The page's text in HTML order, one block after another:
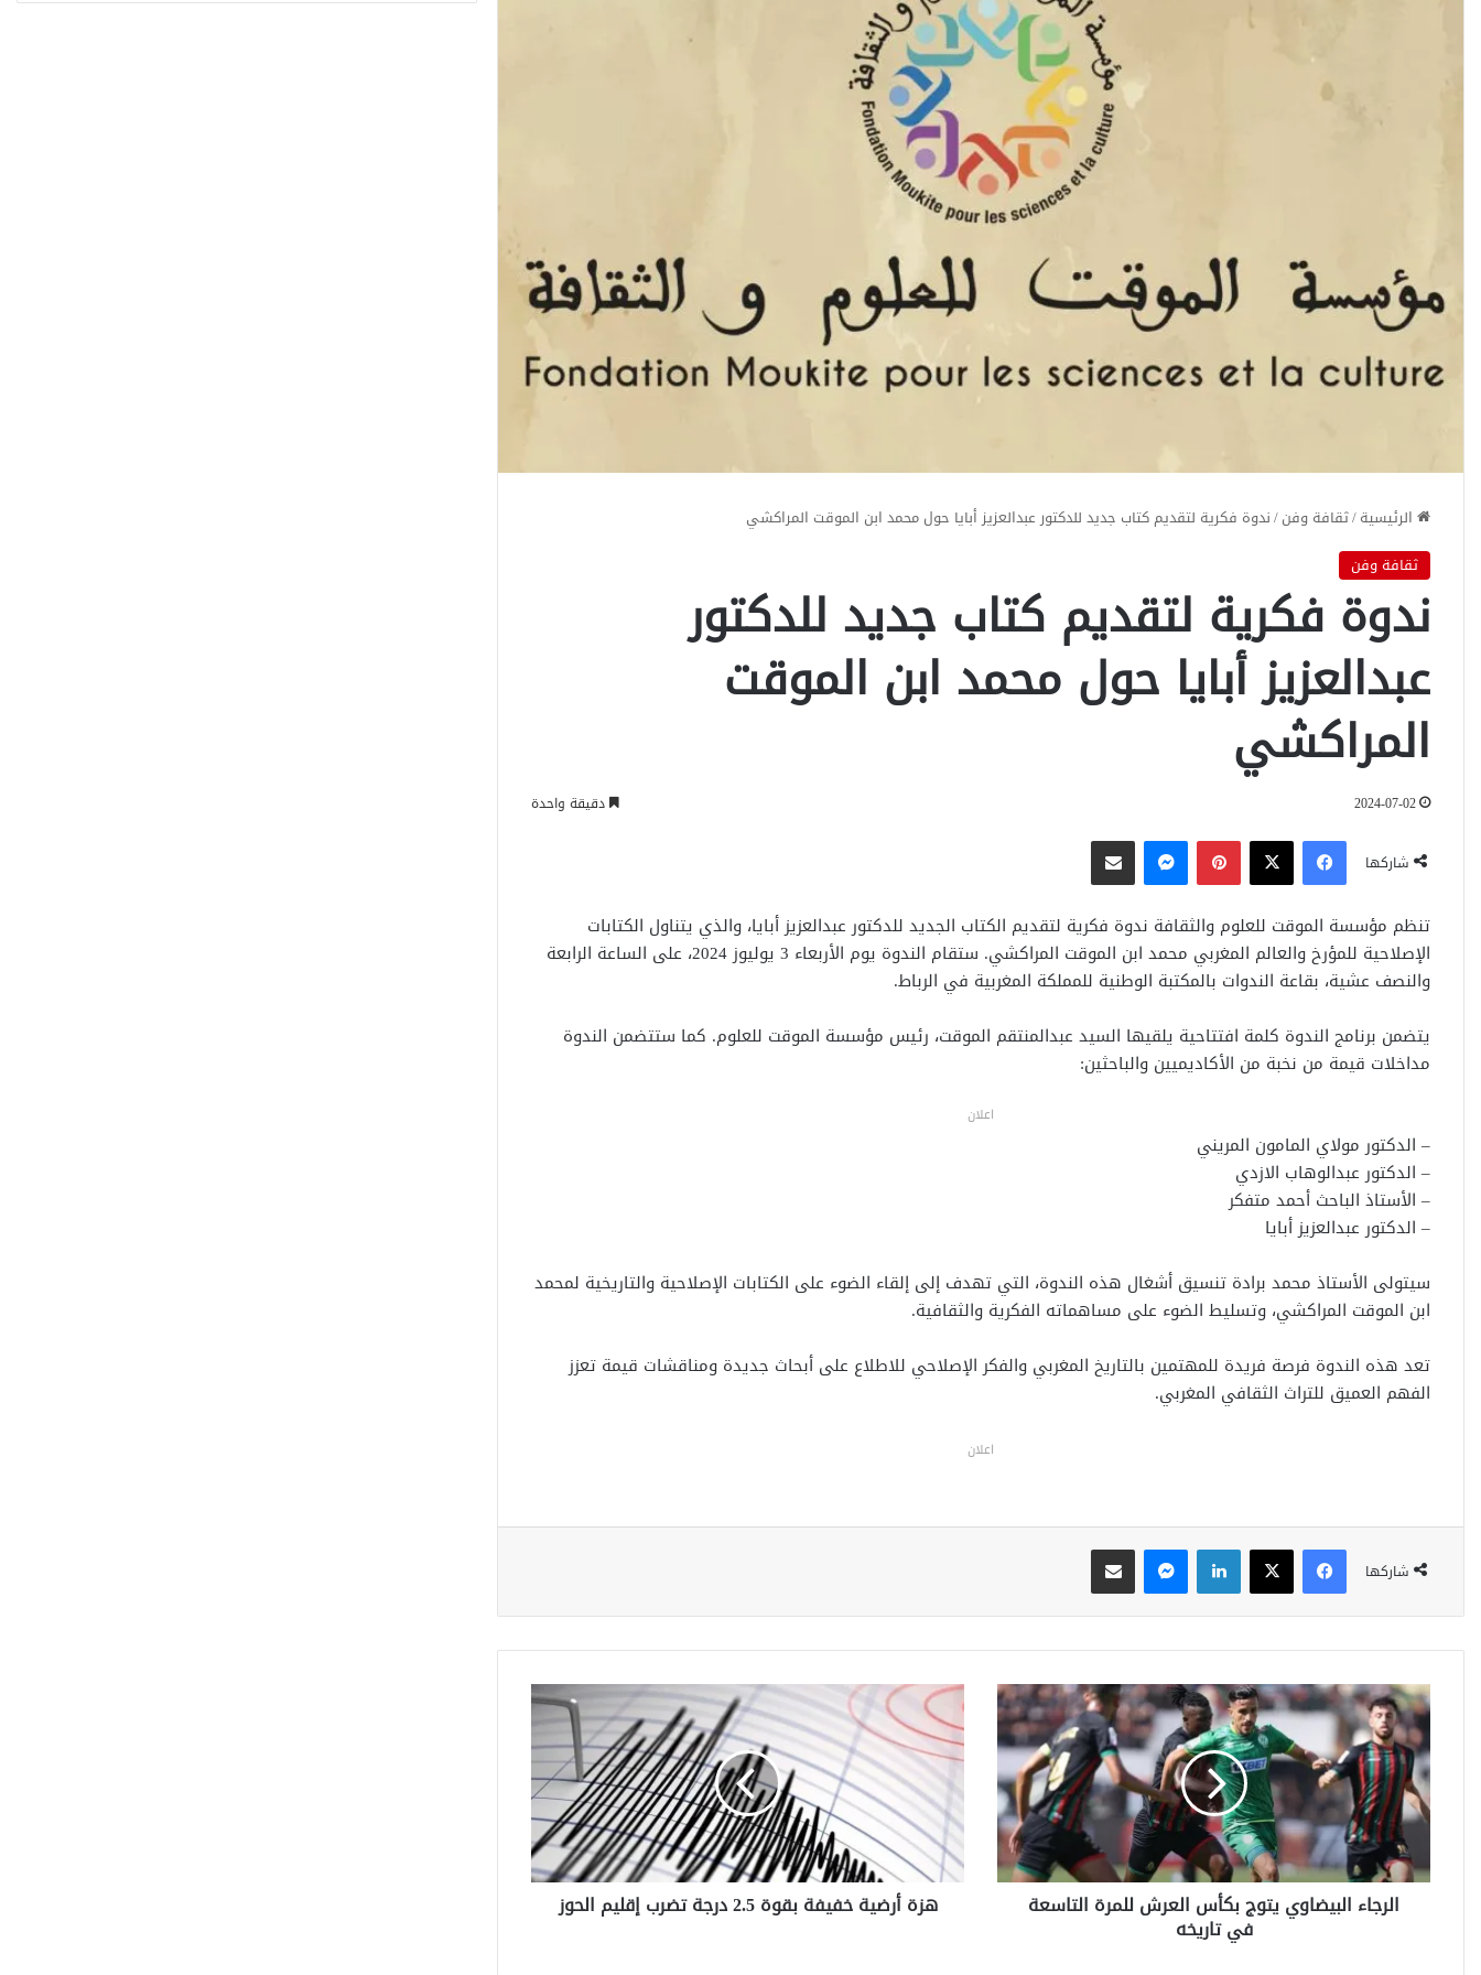
الرئيسية/ثقافة وفن/ندوة فكرية لتقديم كتاب جديد للدكتور عبدالعزيز أبايا حول محمد ابن الموقت المراكشي
ثقافة وفن
ندوة فكرية لتقديم كتاب جديد للدكتور
عبدالعزيز أبايا حول محمد ابن الموقت
المراكشي
2024-07-02 دقيقة واحدة
شاركها
فيسبوك ‫X بينتيريست
تنظم مؤسسة الموقت للعلوم والثقافة ندوة فكرية لتقديم الكتاب الجديد للدكتور عبدالعزيز أبايا، والذي يتناول الكتابات
الإصلاحية للمؤرخ والعالم المغربي محمد ابن الموقت المراكشي. ستقام الندوة يوم الأربعاء 3 يوليوز 2024، على الساعة الرابعة
والنصف عشية، بقاعة الندوات بالمكتبة الوطنية للمملكة المغربية في الرباط.
يتضمن برنامج الندوة كلمة افتتاحية يلقيها السيد عبدالمنتقم الموقت، رئيس مؤسسة الموقت للعلوم. كما ستتضمن الندوة
مداخلات قيمة من نخبة من الأكاديميين والباحثين:
اعلان
– الدكتور مولاي المامون المريني
– الدكتور عبدالوهاب الازدي
– الأستاذ الباحث أحمد متفكر
– الدكتور عبدالعزيز أبايا
سيتولى الأستاذ محمد برادة تنسيق أشغال هذه الندوة، التي تهدف إلى إلقاء الضوء على الكتابات الإصلاحية والتاريخية لمحمد
ابن الموقت المراكشي، وتسليط الضوء على مساهماته الفكرية والثقافية.
تعد هذه الندوة فرصة فريدة للمهتمين بالتاريخ المغربي والفكر الإصلاحي للاطلاع على أبحاث جديدة ومناقشات قيمة تعزز
الفهم العميق للتراث الثقافي المغربي.
اعلان
شاركها
فيسبوك ‫X لينكدإن
ا
ل
ج
ا
ء
ب
الرجاء البيضاوي يتوج بكأس العرش للمرة التاسعة
في تاريخه
ه
ز
ة
أ
ض
ي
ة
خ
هزة أرضية خفيفة بقوة 2.5 درجة تضرب إقليم الحوز